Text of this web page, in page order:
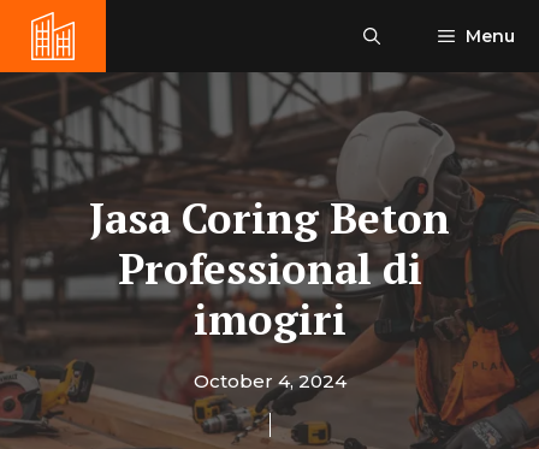
content
Menu
Jasa Coring Beton
Professional di
imogiri
October 4, 2024